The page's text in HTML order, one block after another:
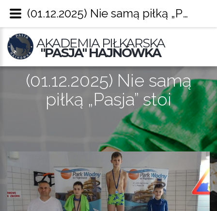
AKADEMIA PIŁKARSKA
"PASJA" HAJNÓWKA
(01.12.2025) Nie samą
piłką „Pasja” stoi
(01.12.2025) Nie samą piłką „Pasja” stoi – Pasja Hajnówka